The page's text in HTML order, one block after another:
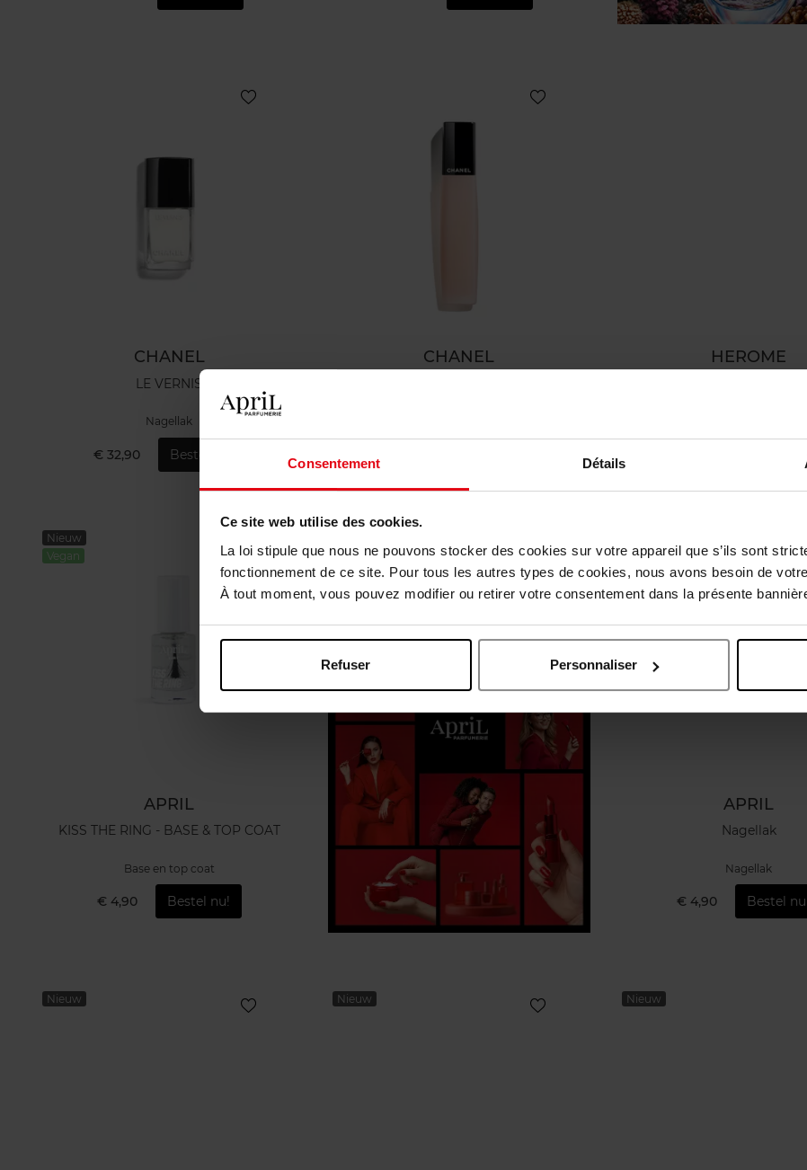
Consentement Détails
Ce site web utilise des cookies.
La loi stipule que nous ne pouvons stocker des cookies sur votre appareil que s’ils sont
fonctionnement de ce site. Pour tous les autres types de cookies, nous avons besoin de
À tout moment, vous pouvez modifier ou retirer votre consentement dans la présente
Refuser Personnaliser
CHANEL
LE VERNIS
Nagellak
€ 32,90 Bestel nu!
CHANEL HEROME
Bestel
Nieuw
Vegan
APRIL
KISS THE RING - BASE & TOP COAT
Base en top coat
€ 4,90 Bestel nu!
Vegan
APRIL
Nagellak
Nagellak
€ 4,90 Bestel
Nieuw Nieuw Nieuw